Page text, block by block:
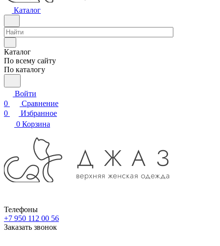
Каталог
Каталог
По всему сайту
По каталогу
Войти
0
Сравнение
0
Избранное
0 Корзина
Телефоны
+7 950 112 00 56
Заказать звонок